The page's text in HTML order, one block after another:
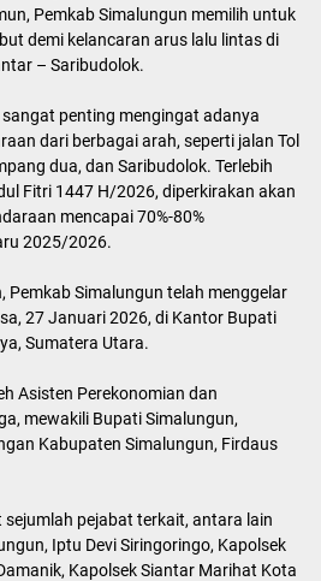
Pemkab Simalungun memilih untuk
demi kelancaran arus lalu lintas di
– Saribudolok.
penting mengingat adanya
dari berbagai arah, seperti jalan Tol
dua, dan Saribudolok. Terlebih
Fitri 1447 H/2026, diperkirakan akan
mencapai 70%-80%
2025/2026.
Pemkab Simalungun telah menggelar
27 Januari 2026, di Kantor Bupati
Sumatera Utara.
Asisten Perekonomian dan
mewakili Bupati Simalungun,
Kabupaten Simalungun, Firdaus
pejabat terkait, antara lain
Iptu Devi Siringoringo, Kapolsek
Kapolsek Siantar Marihat Kota